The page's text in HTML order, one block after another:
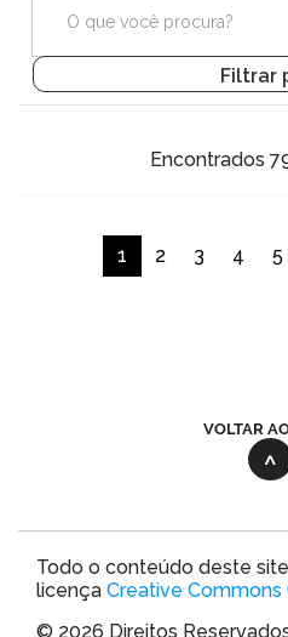
Filtrar
Encontrados
1 2 3 4 5
VOLTAR
Todo o conteúdo deste
licença Creative Commons
© 2026 Direitos